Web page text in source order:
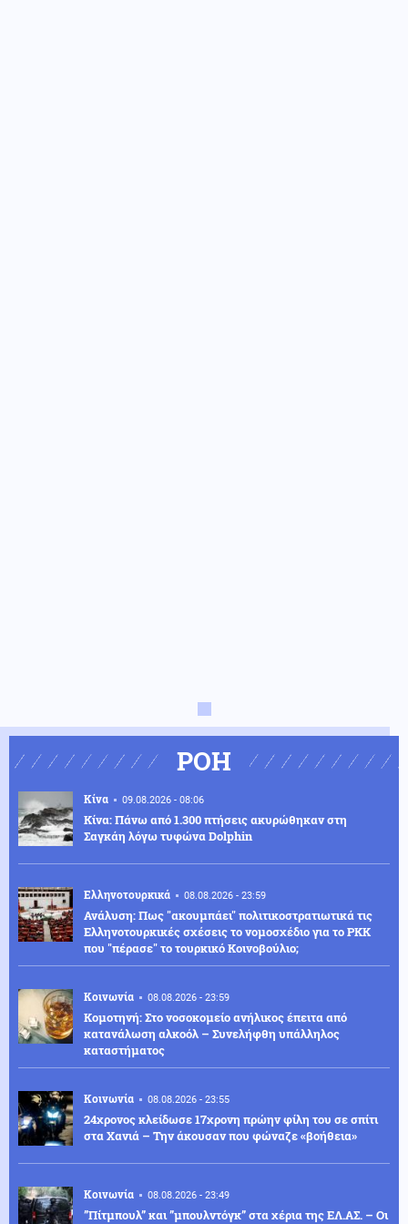
ΡΟΗ
Κίνα 09.08.2026 - 08:06
Κίνα: Πάνω από 1.300 πτήσεις ακυρώθηκαν στη
Σαγκάη λόγω τυφώνα Dolphin
Ελληνοτουρκικά 08.08.2026 - 23:59
Ανάλυση: Πως "ακουμπάει" πολιτικοστρατιωτικά τις
Ελληνοτουρκικές σχέσεις το νομοσχέδιο για το PKK
που "πέρασε" το τουρκικό Κοινοβούλιο;
Κοινωνία 08.08.2026 - 23:59
Κομοτηνή: Στο νοσοκομείο ανήλικος έπειτα από
κατανάλωση αλκοόλ – Συνελήφθη υπάλληλος
καταστήματος
Κοινωνία 08.08.2026 - 23:55
24χρονος κλείδωσε 17χρονη πρώην φίλη του σε σπίτι
στα Χανιά – Την άκουσαν που φώναζε «βοήθεια»
Κοινωνία 08.08.2026 - 23:49
”Πίτμπουλ” και ”μπουλντόγκ” στα χέρια της ΕΛ.ΑΣ. – Οι